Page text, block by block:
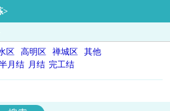
>
区 高明区 禅城区
其他
月结 月结 完工结